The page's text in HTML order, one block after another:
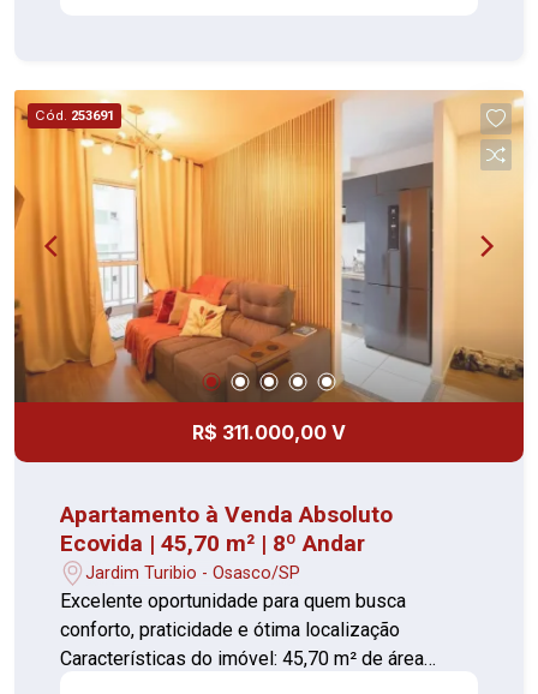
quem busca praticidade e conforto com um bom
preço. Agende sua visita e confirme!
Cód. 253691
R$ 311.000,00 V
Apartamento à Venda Absoluto
Ecovida | 45,70 m² | 8º Andar
Jardim Turibio - Osasco/SP
Excelente oportunidade para quem busca
conforto, praticidade e ótima localização
Características do imóvel: 45,70 m² de área